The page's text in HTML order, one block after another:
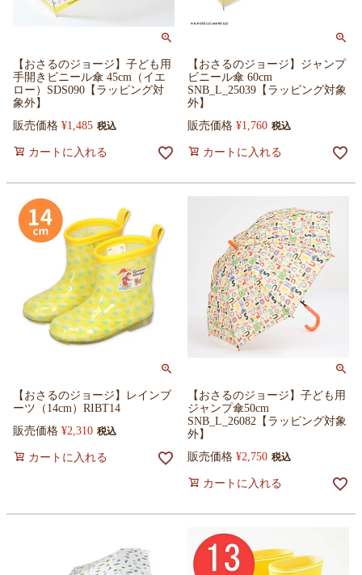
【おさるのジョージ】子ども用
手開きビニール傘 45cm（イエ
ロー）SDS090【ラッピング対
象外】
販売価格 ¥1,485 税込
カートに入れる
【おさるのジョージ】ジャンプ
ビニール傘 60cm
SNB_L_25039【ラッピング対象
外】
販売価格 ¥1,760 税込
カートに入れる
【おさるのジョージ】レインブ
ーツ（14cm）RIBT14
販売価格 ¥2,310 税込
カートに入れる
【おさるのジョージ】子ども用
ジャンプ傘50cm
SNB_L_26082【ラッピング対象
外】
販売価格 ¥2,750 税込
カートに入れる